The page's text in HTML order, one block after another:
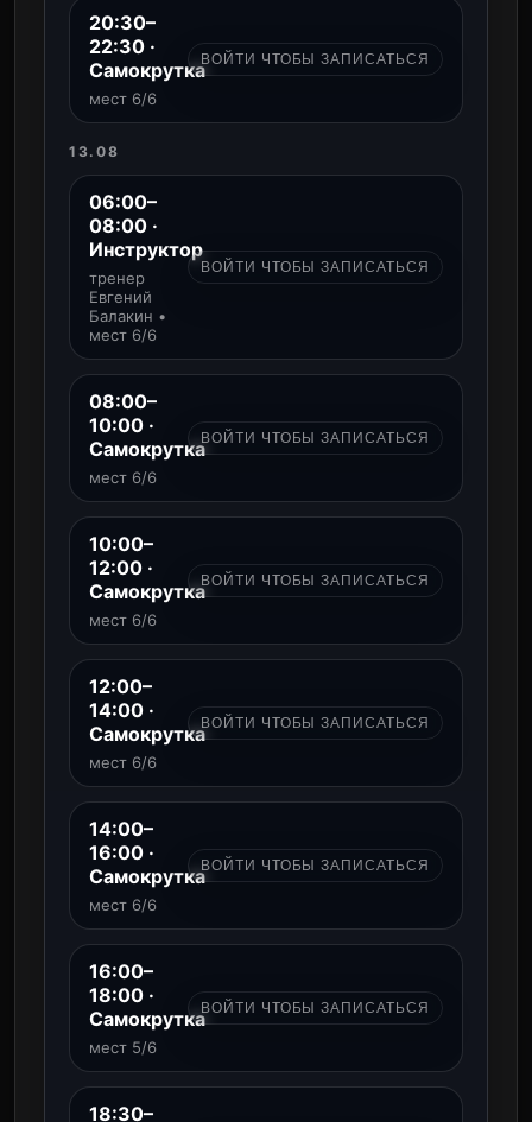
20:30–
22:30 ·
Самокрутка
мест 6/6
ВОЙТИ ЧТОБЫ ЗАПИСАТЬСЯ
13.08
06:00–
08:00 ·
Инструктор
тренер
Евгений
Балакин •
мест 6/6
ВОЙТИ ЧТОБЫ ЗАПИСАТЬСЯ
08:00–
10:00 ·
Самокрутка
мест 6/6
ВОЙТИ ЧТОБЫ ЗАПИСАТЬСЯ
10:00–
12:00 ·
Самокрутка
мест 6/6
ВОЙТИ ЧТОБЫ ЗАПИСАТЬСЯ
12:00–
14:00 ·
Самокрутка
мест 6/6
ВОЙТИ ЧТОБЫ ЗАПИСАТЬСЯ
14:00–
16:00 ·
Самокрутка
мест 6/6
ВОЙТИ ЧТОБЫ ЗАПИСАТЬСЯ
16:00–
18:00 ·
Самокрутка
мест 5/6
ВОЙТИ ЧТОБЫ ЗАПИСАТЬСЯ
18:30–